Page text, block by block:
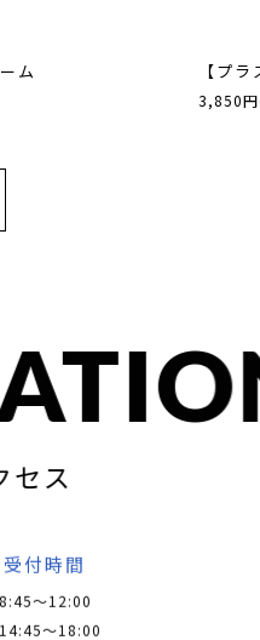
ム 【プ
3,850
セス
付時間
～12:00
～18:00